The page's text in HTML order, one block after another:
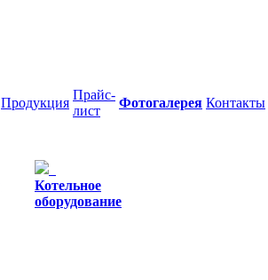
Продукция
Прайс-
лист
Фотогалерея Контакты
Котельное
оборудование